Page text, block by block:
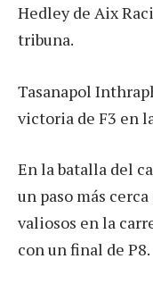
Hedley de Aix
tribuna.
Tasanapol
victoria de F3 en
En la batalla del
un paso más
valiosos en la
con un final de P8.